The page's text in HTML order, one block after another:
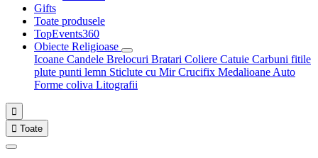
Gifts
Toate produsele
TopEvents360
Obiecte Religioase
Icoane Candele Brelocuri Bratari Coliere Catuie Carbuni fitile
plute punti lemn Sticlute cu MirCrucifix Medalioane Auto
Forme coliva Litografii

 Toate